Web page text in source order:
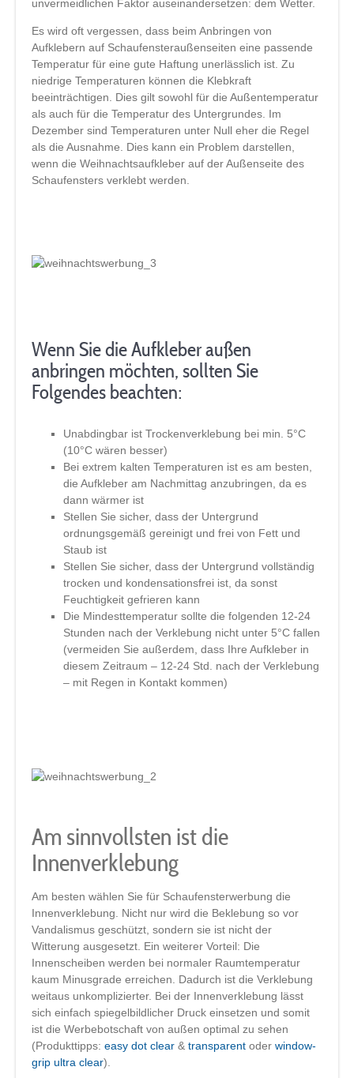
unvermeidlichen Faktor auseinandersetzen: dem Wetter.
Es wird oft vergessen, dass beim Anbringen von
Aufklebern auf Schaufensteraußenseiten eine passende
Temperatur für eine gute Haftung unerlässlich ist. Zu
niedrige Temperaturen können die Klebkraft
beeinträchtigen. Dies gilt sowohl für die Außentemperatur
als auch für die Temperatur des Untergrundes. Im
Dezember sind Temperaturen unter Null eher die Regel
als die Ausnahme. Dies kann ein Problem darstellen,
wenn die Weihnachtsaufkleber auf der Außenseite des
Schaufensters verklebt werden.
Wenn Sie die Aufkleber außen
anbringen möchten, sollten Sie
Folgendes beachten:
Unabdingbar ist Trockenverklebung bei min. 5°C
(10°C wären besser)
Bei extrem kalten Temperaturen ist es am besten,
die Aufkleber am Nachmittag anzubringen, da es
dann wärmer ist
Stellen Sie sicher, dass der Untergrund
ordnungsgemäß gereinigt und frei von Fett und
Staub ist
Stellen Sie sicher, dass der Untergrund vollständig
trocken und kondensationsfrei ist, da sonst
Feuchtigkeit gefrieren kann
Die Mindesttemperatur sollte die folgenden 12-24
Stunden nach der Verklebung nicht unter 5°C fallen
(vermeiden Sie außerdem, dass Ihre Aufkleber in
diesem Zeitraum – 12-24 Std. nach der Verklebung
– mit Regen in Kontakt kommen)
Am sinnvollsten ist die
Innenverklebung
Am besten wählen Sie für Schaufensterwerbung die
Innenverklebung. Nicht nur wird die Beklebung so vor
Vandalismus geschützt, sondern sie ist nicht der
Witterung ausgesetzt. Ein weiterer Vorteil: Die
Innenscheiben werden bei normaler Raumtemperatur
kaum Minusgrade erreichen. Dadurch ist die Verklebung
weitaus unkomplizierter. Bei der Innenverklebung lässt
sich einfach spiegelbildlicher Druck einsetzen und somit
ist die Werbebotschaft von außen optimal zu sehen
(Produkttipps: easy dot clear & transparent oder window-
grip ultra clear).